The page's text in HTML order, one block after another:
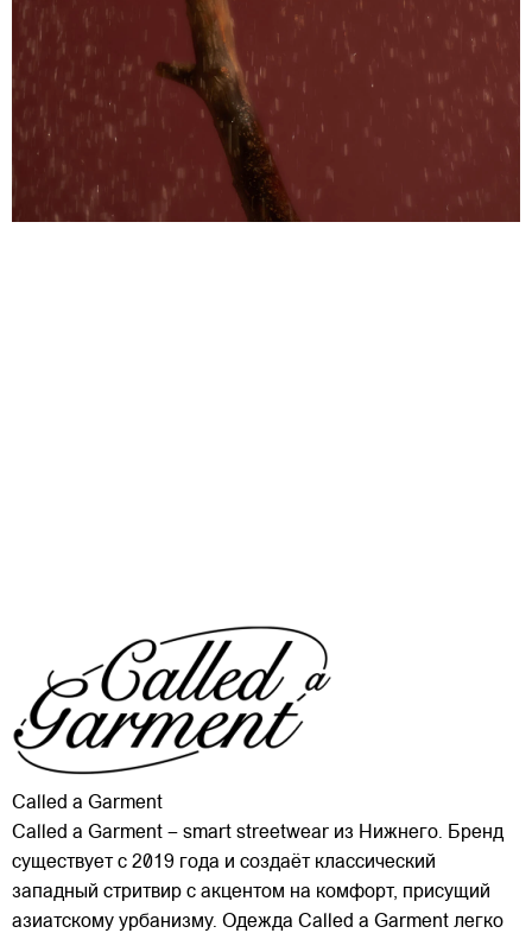
Called a Garment
Called a Garment – smart streetwear из Нижнего. Бренд
существует с 2019 года и создаёт классический
западный стритвир с акцентом на комфорт, присущий
азиатскому урбанизму. Одежда Called a Garment легко